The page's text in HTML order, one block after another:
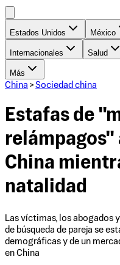
Estados Unidos México
Internacionales Salud
Más
China > Sociedad china
Estafas de
relámpagos"
China
natalidad
Las víctimas, los abogados
de búsqueda de pareja se
demográficas y de un
en China